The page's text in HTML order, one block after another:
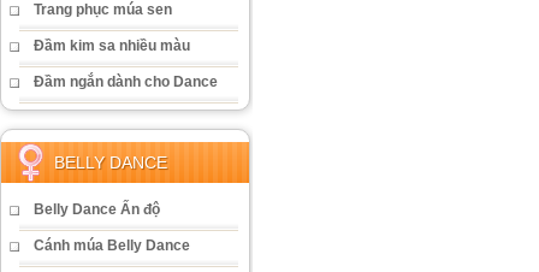
Trang phục múa sen
Đầm kim sa nhiều màu
Đầm ngắn dành cho Dance
BELLY DANCE
Belly Dance Ấn độ
Cánh múa Belly Dance